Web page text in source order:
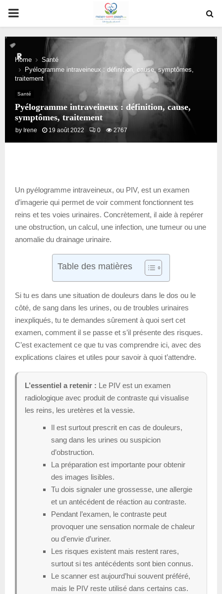
PRIMARY
MENU
Home
Santé
Pyélogramme intraveineux : définition, cause, symptômes,
traitement
Santé
Pyélogramme intraveineux : définition, cause,
symptômes, traitement
by Irene 19 août 2022 0 2767
Un pyélogramme intraveineux, ou PIV, est un examen
d’imagerie qui permet de voir comment fonctionnent tes
reins et tes voies urinaires. Concrètement, il aide à repérer
une obstruction, un calcul, une infection, une tumeur ou une
anomalie du drainage urinaire.
Table des matières
Si tu es dans une situation de douleurs dans le dos ou le
côté, de sang dans les urines, ou de troubles urinaires
inexpliqués, tu te demandes sûrement à quoi sert cet
examen, comment il se passe et s’il présente des risques.
C’est exactement ce que tu vas comprendre ici, avec des
explications claires et utiles pour savoir à quoi t’attendre.
L’essentiel a retenir : Le PIV est un examen
radiologique avec produit de contraste qui visualise
les reins, les uretères et la vessie.
Il est surtout prescrit en cas de douleurs,
sang dans les urines ou suspicion
d’obstruction.
La préparation est importante pour obtenir
des images lisibles.
Tu dois signaler une grossesse, une allergie
et un antécédent de réaction au contraste.
Pendant l’examen, le contraste peut
provoquer une sensation normale de chaleur
ou d’envie d’uriner.
Les risques existent mais restent rares,
surtout si tes antécédents sont bien connus.
Le scanner est aujourd’hui souvent préféré,
mais le PIV reste utilisé dans certains cas.